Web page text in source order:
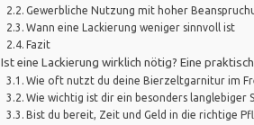
Gewerbliche Nutzung mit hoher
Wann eine Lackierung weniger sinnvoll ist
Fazit
Ist eine Lackierung wirklich nötig? Eine
Wie oft nutzt du deine Bierzeltgarnitur im
Wie wichtig ist dir ein besonders langlebiger
Bist du bereit, Zeit und Geld in die richtige